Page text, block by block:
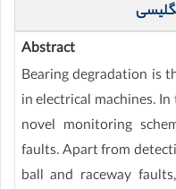
Abstract
Bearing degradation is
in electrical machines.
novel monitoring
faults. Apart from
ball and raceway